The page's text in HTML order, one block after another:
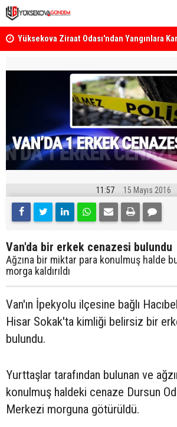
Yüksekova Ziraat Odası'ndan Yangınlara
11:57 15 Mayıs 2016
Van'da bir erkek cenazesi bulundu
Ağzına bir miktar para konulmuş halde
morga kaldırıldı
Van'ın İpekyolu ilçesine bağlı
Hisar Sokak'ta kimliği belirsiz bir
bulundu.
Yurttaşlar tarafından bulunan ve
konulmuş haldeki cenaze Dursun
Merkezi morguna götürüldü.